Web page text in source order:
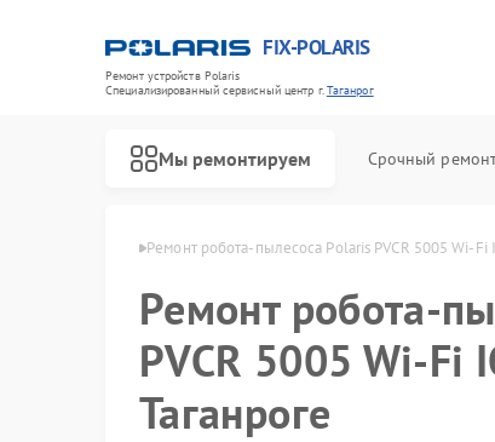
FIX-POLARIS
Ремонт устройств Polaris
Специализированный cервисный центр г.Таганрог
Мы ремонтируем Срочный
в Таганроге Ремонт робота-пылесоса Polaris PVCR 5005 Wi-Fi
Ремонт робота-
PVCR 5005 Wi-Fi
Таганроге